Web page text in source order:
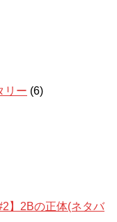
リー (6)
】2Bの正体(ネタバ